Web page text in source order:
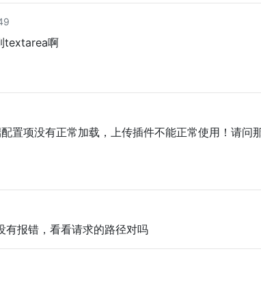
textarea啊
置项没有正常加载，上传插件不能正常使用！请问
有报错，看看请求的路径对吗